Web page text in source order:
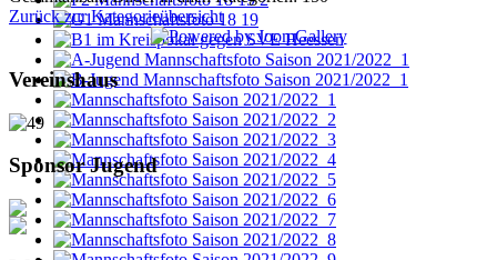
Zurück zur Kategorieübersicht
Vereinshaus
Sponsor Jugend